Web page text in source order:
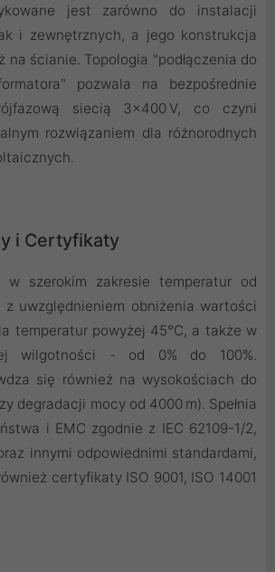
jest zarówno do instalacji
i zewnętrznych, a jego konstrukcja
na ścianie. Topologia "podłączenia do
pozwala na bezpośrednie
siecią 3x400 V, co czyni
rozwiązaniem dla różnorodnych
i Certyfikaty
w szerokim zakresie temperatur od
z uwzględnieniem obniżenia wartości
temperatur powyżej 45°C, a także w
wilgotności - od 0% do 100%.
się również na wysokościach do
degradacji mocy od 4000 m). Spełnia
i EMC zgodnie z IEC 62109-1/2,
innymi odpowiednimi standardami,
certyfikaty ISO 9001, ISO 14001